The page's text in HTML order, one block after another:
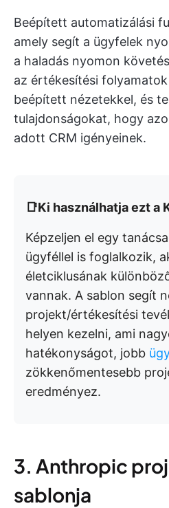
Beépített automatizálási
amely segít a ügyfelek
a haladás nyomon
az értékesítési
beépített nézetekkel, és
tulajdonságokat, hogy
adott CRM igényeinek.
📑Ki használhatja ezt a
Képzeljen el egy
ügyféllel is foglalkozik,
életciklusának
vannak. A sablon segít
projekt/értékesítési
helyen kezelni, ami
hatékonyságot, jobb
zökkenőmentesebb
eredményez.
3. Anthropic
sablonja